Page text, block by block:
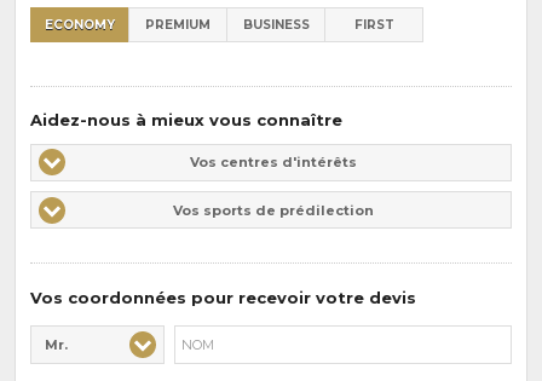
ECONOMY PREMIUM BUSINESS FIRST
Aidez-nous à mieux vous connaître
Vos
centres
d'intérêts
Vos centres d'intérêts
Vos
sports
de
Vos sports de prédilection
Vos coordonnées pour recevoir votre devis
Civilité* :
Mr.
Nom* :